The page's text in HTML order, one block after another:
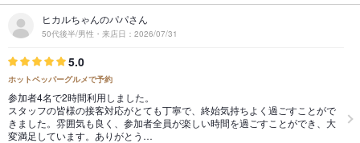
ヒカルちゃんのパパさん
50代後半/男性・来店日：2026/07/31
5.0
ホットペッパーグルメで予約
参加者4名で2時間利用しました。
スタッフの皆様の接客対応がとても丁寧で、終始気持ちよく過ごすことがで
きました。雰囲気も良く、参加者全員が楽しい時間を過ごすことができ、大
変満足しています。ありがとう…